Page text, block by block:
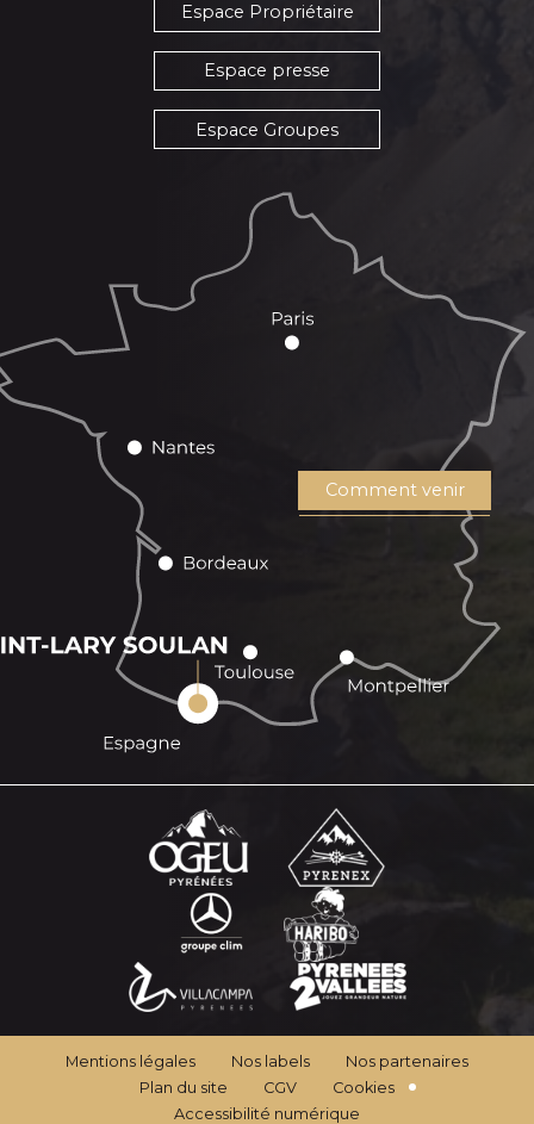
Espace Propriétaire
Espace presse
Espace Groupes
Comment venir
Mentions légales Nos labels
Nos partenaires
Plan du site
CGV
Cookies
Accessibilité numérique